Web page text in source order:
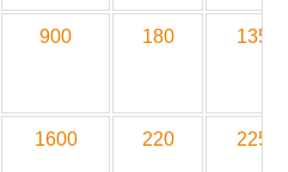
900 180 1350
1600 220 2250